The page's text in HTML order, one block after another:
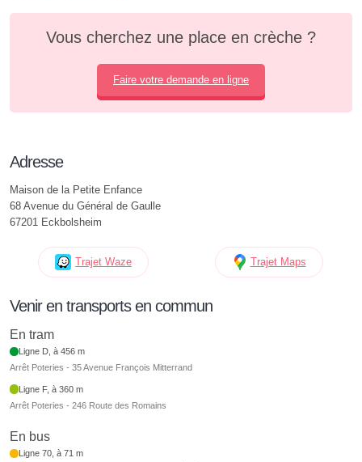
Vous cherchez une place en crèche ?
Faire votre demande en ligne
Adresse
Maison de la Petite Enfance
68 Avenue du Général de Gaulle
67201 Eckbolsheim
Trajet Waze Trajet Maps
Venir en transports en commun
En tram
Ligne D, à 456 m
Arrêt Poteries - 35 Avenue François Mitterrand
Ligne F, à 360 m
Arrêt Poteries - 246 Route des Romains
En bus
Ligne 70, à 71 m